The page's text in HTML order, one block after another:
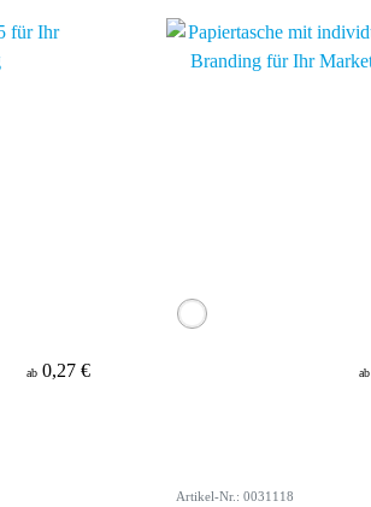
ab 0,27 € ab
Artikel-Nr.: 0031118